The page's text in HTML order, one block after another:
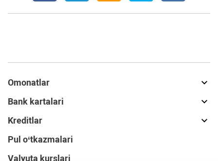
Omonatlar
Bank kartalari
Kreditlar
Pul o‘tkazmalari
Valyuta kurslari